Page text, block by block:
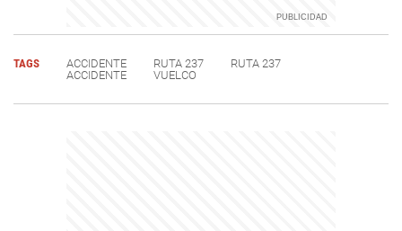
TAGS ACCIDENTE RUTA 237
RUTA 237
ACCIDENTE
VUELCO